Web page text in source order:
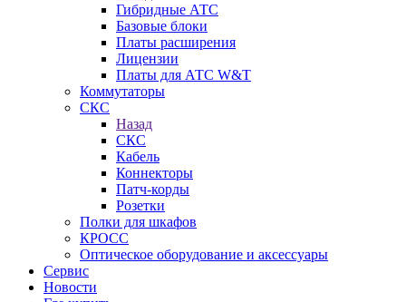
Гибридные АТС
Базовые блоки
Платы расширения
Лицензии
Платы для АТС W&T
Коммутаторы
СКС
Назад
СКС
Кабель
Коннекторы
Патч-корды
Розетки
Полки для шкафов
КРОСС
Оптическое оборудование и аксессуары
Сервис
Новости